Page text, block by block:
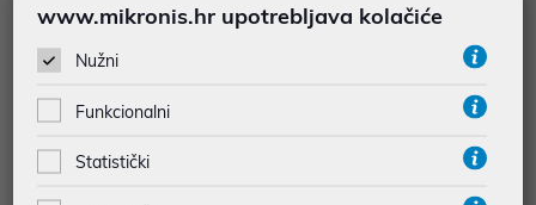
JAMSTVO 12 MJ.
www.mikronis.hr upotrebljava kolačiće
Nužni
Funkcionalni
Statistički